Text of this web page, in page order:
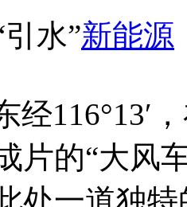
水”新能源
经
片的“大风
处一道独